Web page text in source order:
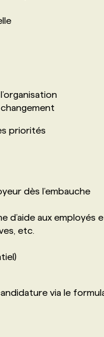
priorités
dès l’embauche
aux employés
etc.
via le